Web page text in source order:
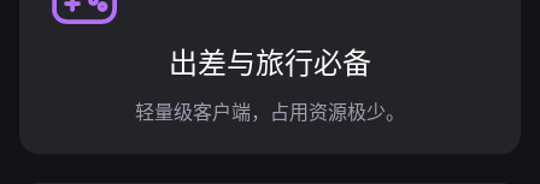
出差与旅行必备
轻量级客户端，占用资源极少。